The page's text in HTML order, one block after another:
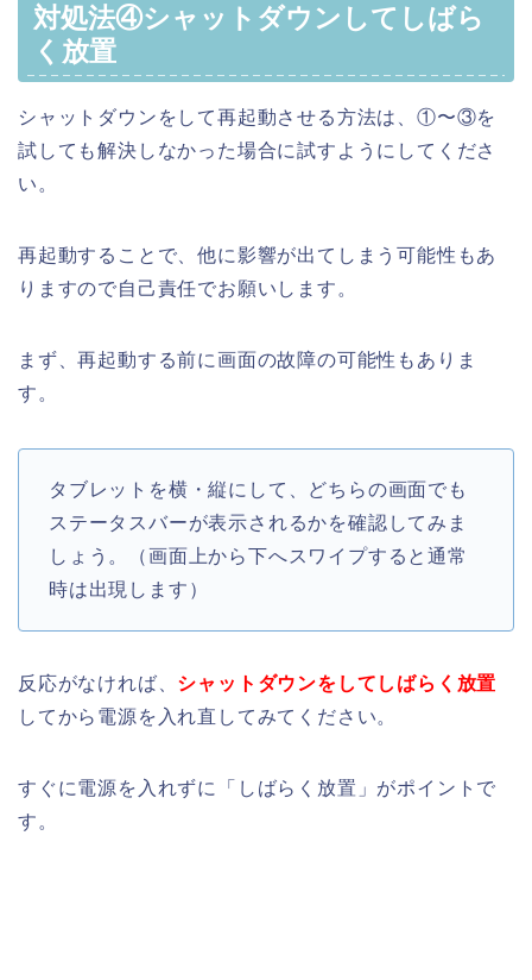
対処法④シャットダウンしてしばら
く放置
シャットダウンをして再起動させる方法は、①〜③を
試しても解決しなかった場合に試すようにしてくださ
い。
再起動することで、他に影響が出てしまう可能性もあ
りますので自己責任でお願いします。
まず、再起動する前に画面の故障の可能性もありま
す。
タブレットを横・縦にして、どちらの画面でも
ステータスバーが表示されるかを確認してみま
しょう。（画面上から下へスワイプすると通常
時は出現します）
反応がなければ、 シャットダウンをしてしばらく放置
してから電源を入れ直してみてください。
すぐに電源を入れずに「しばらく放置」がポイントで
す。